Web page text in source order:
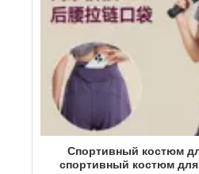
Спортивный костюм
спортивный костюм для